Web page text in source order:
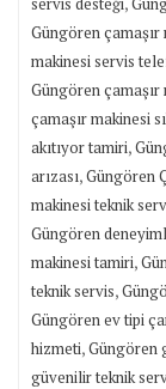
Güngören
makinesi servis
Güngören çamaşır
çamaşır makinesi
akıtıyor tamiri,
arızası,Güngören
makinesi teknik
Güngören
makinesi tamiri,
teknik servis,
Güngören ev tipi
hizmeti,Güngören
güvenilir teknik